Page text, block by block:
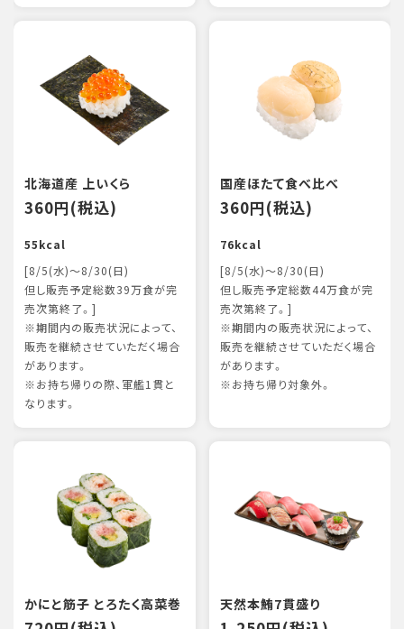
北海道産 上いくら
360円(税込)
55kcal
[8/5(水)～8/30(日)
但し販売予定総数39万食が完
売次第終了。]
※期間内の販売状況によって、
販売を継続させていただく場合
があります。
※お持ち帰りの際、軍艦1貫と
なります。
国産ほたて食べ比べ
360円(税込)
76kcal
[8/5(水)～8/30(日)
但し販売予定総数44万食が完
売次第終了。]
※期間内の販売状況によって、
販売を継続させていただく場合
があります。
※お持ち帰り対象外。
かにと筋子 とろたく高菜巻 天然本鮪7貫盛り